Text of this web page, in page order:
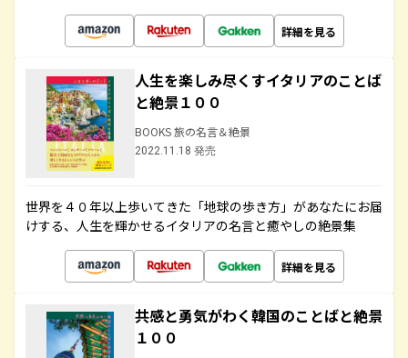
詳細を見る
人生を楽しみ尽くすイタリアのことば
と絶景１００
BOOKS 旅の名言＆絶景
2022.11.18 発売
世界を４０年以上歩いてきた「地球の歩き方」があなたにお届
けする、人生を輝かせるイタリアの名言と癒やしの絶景集
詳細を見る
共感と勇気がわく韓国のことばと絶景
１００